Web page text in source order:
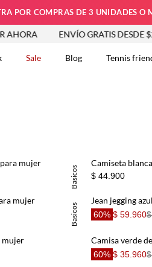
POR COMPRAS DE 3 UNIDADES O
ENVÍO GRATIS DESDE
Sale Blog Tennis
Basicos
mujer Camiseta
$ 44.900
Basicos
mujer Jean jegging
60% $ 59.960
mujer Camisa verde
60% $ 35.960